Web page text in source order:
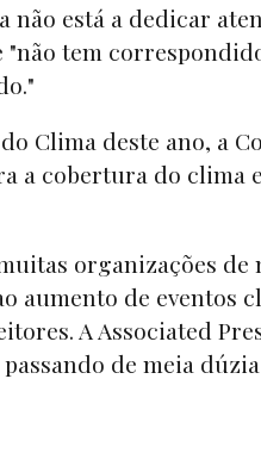
não está a dedicar
tem
Clima deste ano, a
a cobertura do clima
organizações
aumento de eventos
A Associated
passando de meia